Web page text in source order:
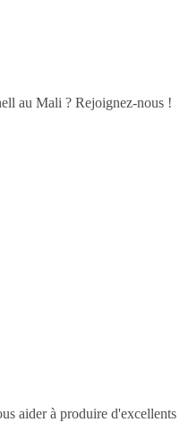
au Mali ? Rejoignez-nous !
aider à produire d'excellents